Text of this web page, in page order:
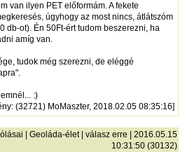
van ilyen PET előformám. A fekete
úgyhogy az most nincs, átlátszóm
db-ot). Én 50Ft-ért tudom beszerezni, ha
amíg van.
tudok még szerezni, de eléggé
:)
: (32721) MoMaszter, 2018.02.05 08:35:16]
|Geoláda-élet|válasz erre | 2016.05.15
10:31:50 (30132)